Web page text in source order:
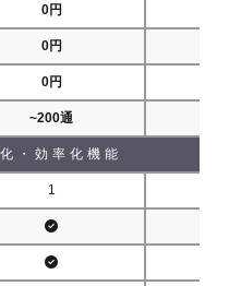
0円
0円
0円
~200通
・効率化機能
1